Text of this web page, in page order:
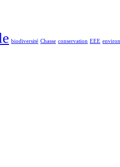
biodiversité Chasse conservation EEE